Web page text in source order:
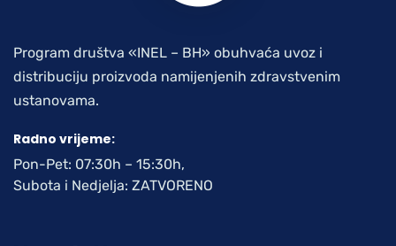
Program društva «INEL – BH» obuhvaća uvoz i
distribuciju proizvoda namijenjenih zdravstvenim
ustanovama.
Radno vrijeme:
Pon-Pet: 07:30h – 15:30h,
Subota i Nedjelja: ZATVORENO